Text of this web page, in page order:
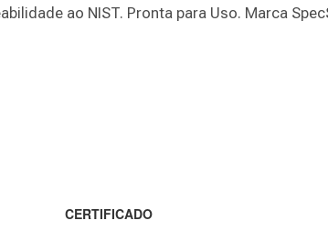
ao NIST. Pronta para Uso. Marca
CERTIFICADO